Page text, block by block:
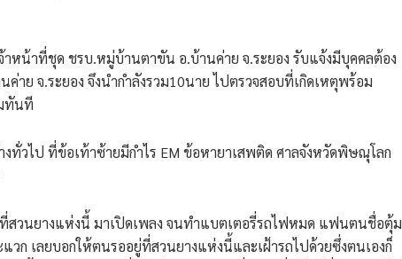
าหน้าที่ชุด ชรบ.หมู่บ้านตาขัน อ.บ้านค่าย จ.ระยอง รับแจ้งมีบุคคลต้อง
ย จ.ระยอง จึงนำกำลังรวม10นาย ไปตรวจสอบที่เกิดเหตุพร้อม
ทันที
ทั่วไป ที่ข้อเท้าซ้ายมีกำไร EM ข้อหายาเสพติด ศาลจังหวัดพิษณุโลก
ที่สวนยางแห่งนี้ มาเปิดเพลง จนทำแบตเตอรี่รถไฟหมด แฟนตนชื่อตุ้ม
ก เลยบอกให้ตนรออยู่ที่สวนยางแห่งนี้และเฝ้ารถไปด้วยซึ่งตนเองก็